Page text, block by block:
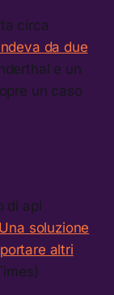
circa
da due
e un
un caso
di api
Una soluzione
altri